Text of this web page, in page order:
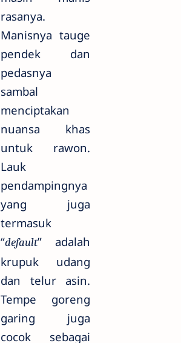
rasanya.
Manisnya tauge
pendek dan
pedasnya
sambal
menciptakan
nuansa khas
untuk rawon.
Lauk
pendampingnya
yang juga
termasuk
“default” adalah
krupuk udang
dan telur asin.
Tempe goreng
garing juga
cocok sebagai